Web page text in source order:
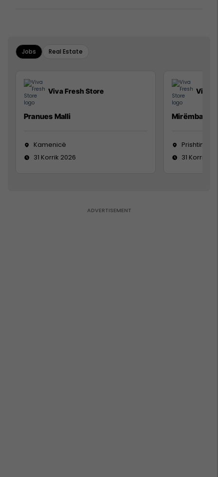
Jobs Real Estate
Viva Fresh Store
Pranues Malli
Kamenicë
31 Korrik 2026
Viva
Prishtinë
31 Korrik